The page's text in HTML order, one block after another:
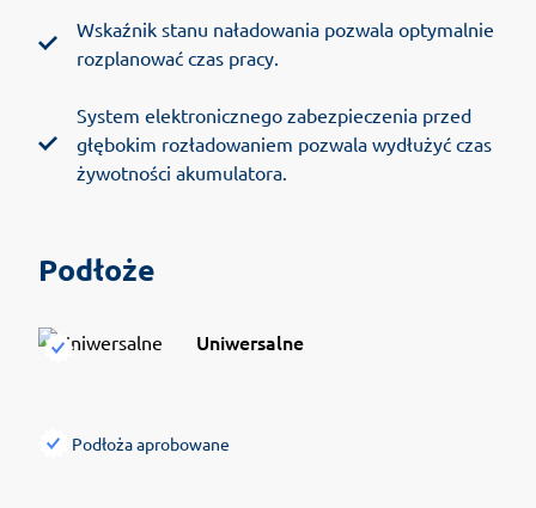
Wskaźnik stanu naładowania pozwala optymalnie
rozplanować czas pracy.
System elektronicznego zabezpieczenia przed
głębokim rozładowaniem pozwala wydłużyć czas
żywotności akumulatora.
Podłoże
Uniwersalne
Podłoża aprobowane